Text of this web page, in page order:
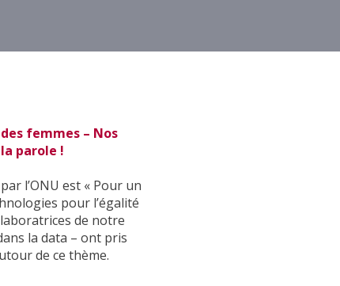
femmes – Nos
parole !
l’ONU est « Pour un
pour l’égalité
de notre
la data – ont pris
de ce thème.